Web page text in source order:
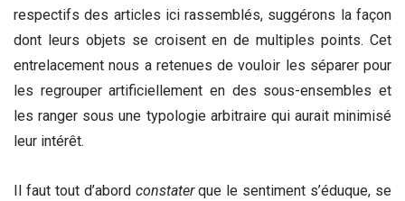
respectifs des articles ici rassemblés, suggérons la façon
dont leurs objets se croisent en de multiples points. Cet
entrelacement nous a retenues de vouloir les séparer pour
les regrouper artificiellement en des sous-ensembles et
les ranger sous une typologie arbitraire qui aurait minimisé
leur intérêt.
Il faut tout d’abord constaterque le sentiment s’éduque, se